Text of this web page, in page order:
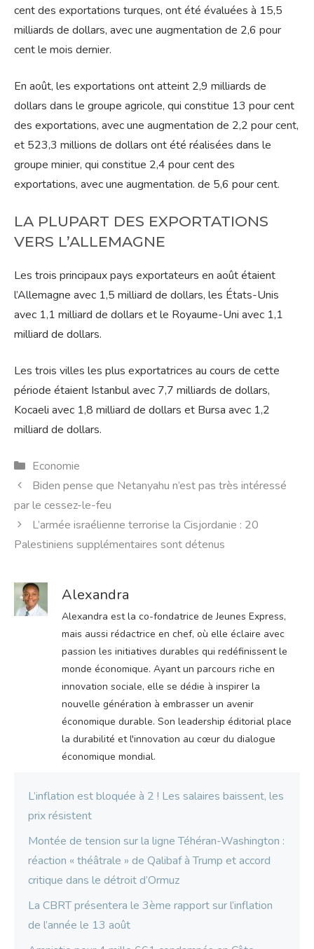
cent des exportations turques, ont été évaluées à 15,5
milliards de dollars, avec une augmentation de 2,6 pour
cent le mois dernier.
En août, les exportations ont atteint 2,9 milliards de
dollars dans le groupe agricole, qui constitue 13 pour cent
des exportations, avec une augmentation de 2,2 pour cent,
et 523,3 millions de dollars ont été réalisées dans le
groupe minier, qui constitue 2,4 pour cent des
exportations, avec une augmentation. de 5,6 pour cent.
LA PLUPART DES EXPORTATIONS
VERS L’ALLEMAGNE
Les trois principaux pays exportateurs en août étaient
l’Allemagne avec 1,5 milliard de dollars, les États-Unis
avec 1,1 milliard de dollars et le Royaume-Uni avec 1,1
milliard de dollars.
Les trois villes les plus exportatrices au cours de cette
période étaient Istanbul avec 7,7 milliards de dollars,
Kocaeli avec 1,8 milliard de dollars et Bursa avec 1,2
milliard de dollars.
Catégories
Economie
Biden pense que Netanyahu n’est pas très intéressé
par le cessez-le-feu
L’armée israélienne terrorise la Cisjordanie : 20
Palestiniens supplémentaires sont détenus
Alexandra
Alexandra est la co-fondatrice de Jeunes Express,
mais aussi rédactrice en chef, où elle éclaire avec
passion les initiatives durables qui redéfinissent le
monde économique. Ayant un parcours riche en
innovation sociale, elle se dédie à inspirer la
nouvelle génération à embrasser un avenir
économique durable. Son leadership éditorial place
la durabilité et l'innovation au cœur du dialogue
économique mondial.
L’inflation est bloquée à 2 ! Les salaires baissent, les
prix résistent
Montée de tension sur la ligne Téhéran-Washington :
réaction « théâtrale » de Qalibaf à Trump et accord
critique dans le détroit d’Ormuz
La CBRT présentera le 3ème rapport sur l’inflation
de l’année le 13 août